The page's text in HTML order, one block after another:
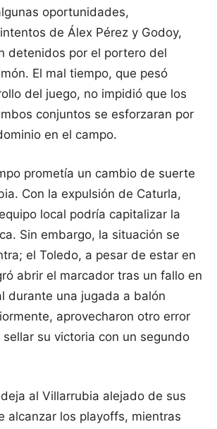
oportunidades,
de Álex Pérez y Godoy,
detenidos por el portero del
El mal tiempo, que pesó
del juego, no impidió que los
conjuntos se esforzaran por
en el campo.
prometía un cambio de suerte
Con la expulsión de Caturla,
local podría capitalizar la
Sin embargo, la situación se
el Toledo, a pesar de estar en
abrir el marcador tras un fallo en
durante una jugada a balón
aprovecharon otro error
su victoria con un segundo
al Villarrubia alejado de sus
alcanzar los playoffs, mientras